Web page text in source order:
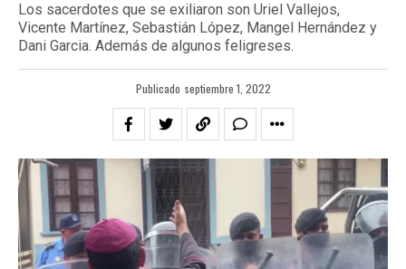
Los sacerdotes que se exiliaron son Uriel Vallejos,
Vicente Martínez, Sebastián López, Mangel Hernández y
Dani Garcia. Además de algunos feligreses.
Publicado septiembre 1, 2022